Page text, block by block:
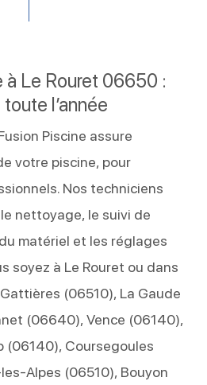
à Le Rouret 06650 :
l’année
Piscine assure
votre piscine, pour
Nos techniciens
nettoyage, le suivi de
matériel et les réglages
soyez à Le Rouret ou dans
(06510), La Gaude
(06640), Vence (06140),
Coursegoules
Alpes (06510), Bouyon